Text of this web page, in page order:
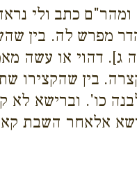
כתב ולי
מפרש לה. בין
ג]. דהוי או עשה
בין שהקצירו
כו'. וברישא לא
אלאחר השבת